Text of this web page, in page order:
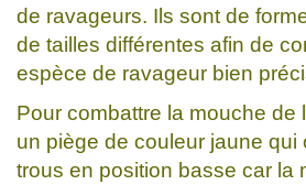
de ravageurs. Ils sont de
de tailles différentes afin de
espèce de ravageur bien
Pour combattre la mouche de
un piège de couleur jaune qui
trous en position basse car la